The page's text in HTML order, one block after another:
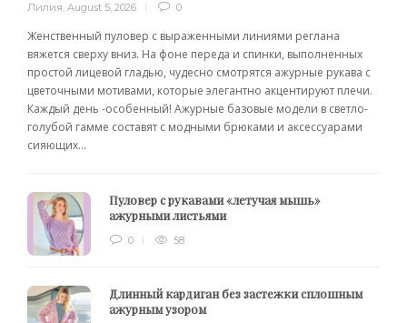
Лилия, August 5, 2026 0
Женственный пуловер с выраженными линиями реглана
вяжется сверху вниз. На фоне переда и спинки, выполненных
простой лицевой гладью, чудесно смотрятся ажурные рукава с
цветочными мотивами, которые элегантно акцентируют плечи.
Каждый день -особенный! Ажурные базовые модели в светло-
голубой гамме составят с модными брюками и аксессуарами
сияющих...
Пуловер с рукавами «летучая мышь»
ажурными листьями
0 58
Длинный кардиган без застежки сплошным
ажурным узором